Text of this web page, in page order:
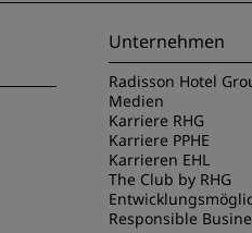
Unternehmen
Radisson Hotel
Medien
Karriere RHG
Karriere PPHE
Karrieren EHL
The Club by RHG
Responsible